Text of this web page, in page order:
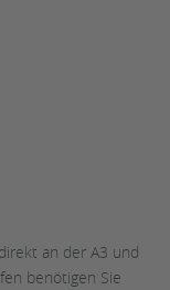
an der A3 und
benötigen Sie